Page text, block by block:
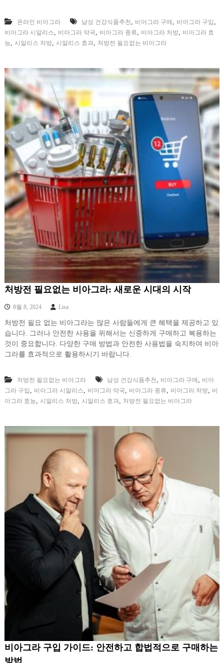
온라인 비아그라 남성 건강식품추천 비아그라 구매 비아그라 구입
비아그라 시알리스 비아그라 약국 비아그라 종류 비아그라 처방,
비아그라 효
능
시알리스 처방, 시알리스 효과, 처방전 필요없는 비아그라
처방전 필요없는 비아그라: 새로운 시대의 시작
8월 8, 2024 Lisa
처방전 필요 없는 비아그라는 많은 사람들에게 큰 혜택을 제공하고 있
습니다. 그러나 안전한 사용을 위해서는 신중하게 구매하고 복용하는
것이 중요합니다. 다양한 구매 방법과 안전한 사용법을 숙지하여 비아
그라를 효과적으로 활용하시기 바랍니다.
처방전 필요없는 비아그라 남성 건강식품추천 비아그라 구매
비아
그라 구입
비아그라 시알리스 비아그라 약국 비아그라 종류 비아그라 처방,
비
아그라 효능
시알리스 처방, 시알리스 효과, 처방전 필요없는 비아그라
비아그라 구입 가이드: 안전하고 합법적으로 구매하는
방법